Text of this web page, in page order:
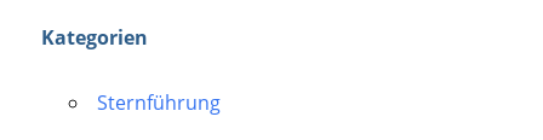
Kategorien
Sternführung